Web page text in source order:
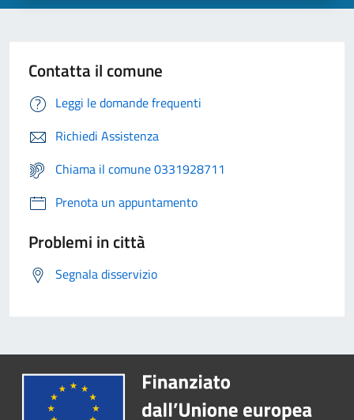
Contatta il comune
Leggi le domande frequenti
Richiedi Assistenza
Chiama il comune 0331928711
Prenota un appuntamento
Problemi in città
Segnala disservizio